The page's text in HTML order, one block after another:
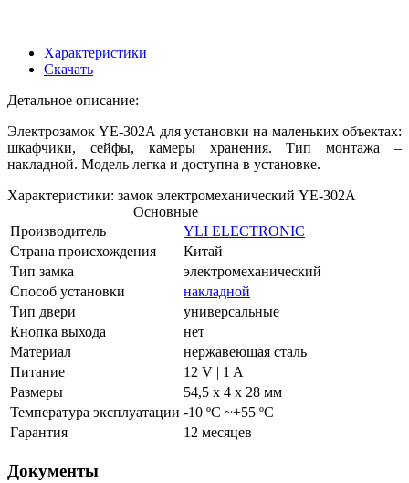
Характеристики
Скачать
Детальное описание:
Электрозамок YE-302A для установки на маленьких объектах:
шкафчики, сейфы, камеры хранения. Тип монтажа –
накладной. Модель легка и доступна в установке.
Характеристики: замок электромеханический YE-302A
Основные
Производитель
YLI ELECTRONIC
Страна происхождения
Китай
Тип замка
электромеханический
Способ установки
накладной
Тип двери
универсальные
Кнопка выхода
нет
Материал
нержавеющая сталь
Питание
12 V | 1 A
Размеры
54,5 х 4 х 28 мм
Температура эксплуатации -10 ºC ~+55 ºC
Гарантия
12 месяцев
Документы